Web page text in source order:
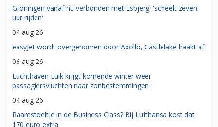
Groningen vanaf nu verbonden met Esbjerg: 'scheelt zeven
uur rijden'
04 aug 26
easyJet wordt overgenomen door Apollo, Castlelake haakt af
06 aug 26
Luchthaven Luik krijgt komende winter weer
passagiersvluchten naar zonbestemmingen
04 aug 26
Raamstoeltje in de Business Class? Bij Lufthansa kost dat
170 euro extra